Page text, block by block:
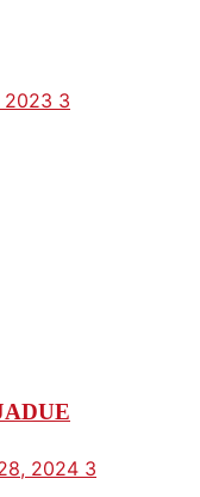
2023 3
2024 3